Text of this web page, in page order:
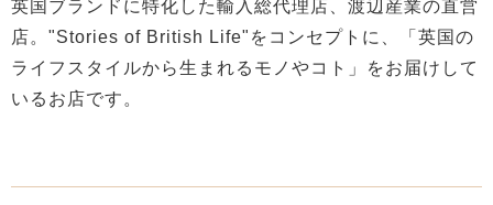
英国ブランドに特化した輸入総代理店、渡辺産業の直営
店。"Stories of British Life"をコンセプトに、「英国の
ライフスタイルから生まれるモノやコト」をお届けして
いるお店です。